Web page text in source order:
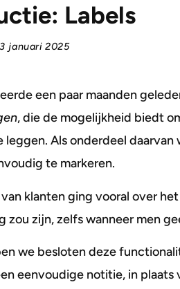
Labels
3 januari 2025
een paar maanden
, die de mogelijkheid biedt
leggen. Als onderdeel
te markeren.
klanten ging vooral over
zou zijn, zelfs wanneer men
we besloten deze
eenvoudige notitie, in plaats